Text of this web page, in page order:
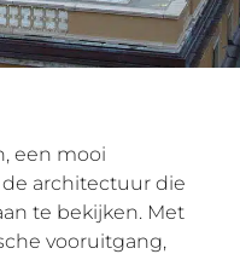
een mooi
architectuur die
te bekijken. Met
vooruitgang,